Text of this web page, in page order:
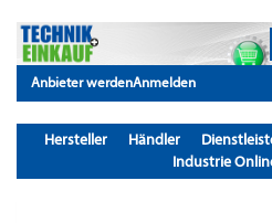
Anbieter werdenAnmelden
Hersteller Händler
Industrie